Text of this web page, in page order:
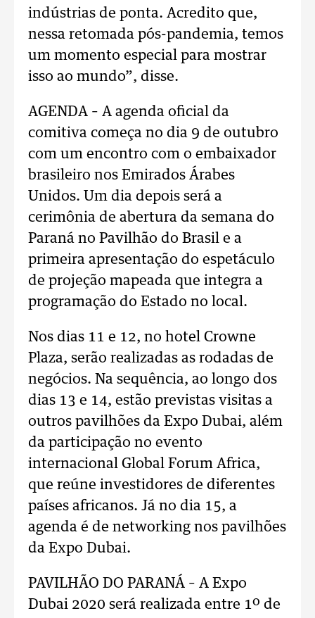
indústrias de ponta. Acredito que,
nessa retomada pós-pandemia, temos
um momento especial para mostrar
isso ao mundo”, disse.
AGENDA – A agenda oficial da
comitiva começa no dia 9 de outubro
com um encontro com o embaixador
brasileiro nos Emirados Árabes
Unidos. Um dia depois será a
cerimônia de abertura da semana do
Paraná no Pavilhão do Brasil e a
primeira apresentação do espetáculo
de projeção mapeada que integra a
programação do Estado no local.
Nos dias 11 e 12, no hotel Crowne
Plaza, serão realizadas as rodadas de
negócios. Na sequência, ao longo dos
dias 13 e 14, estão previstas visitas a
outros pavilhões da Expo Dubai, além
da participação no evento
internacional Global Forum Africa,
que reúne investidores de diferentes
países africanos. Já no dia 15, a
agenda é de networking nos pavilhões
da Expo Dubai.
PAVILHÃO DO PARANÁ – A Expo
Dubai 2020 será realizada entre 1º de